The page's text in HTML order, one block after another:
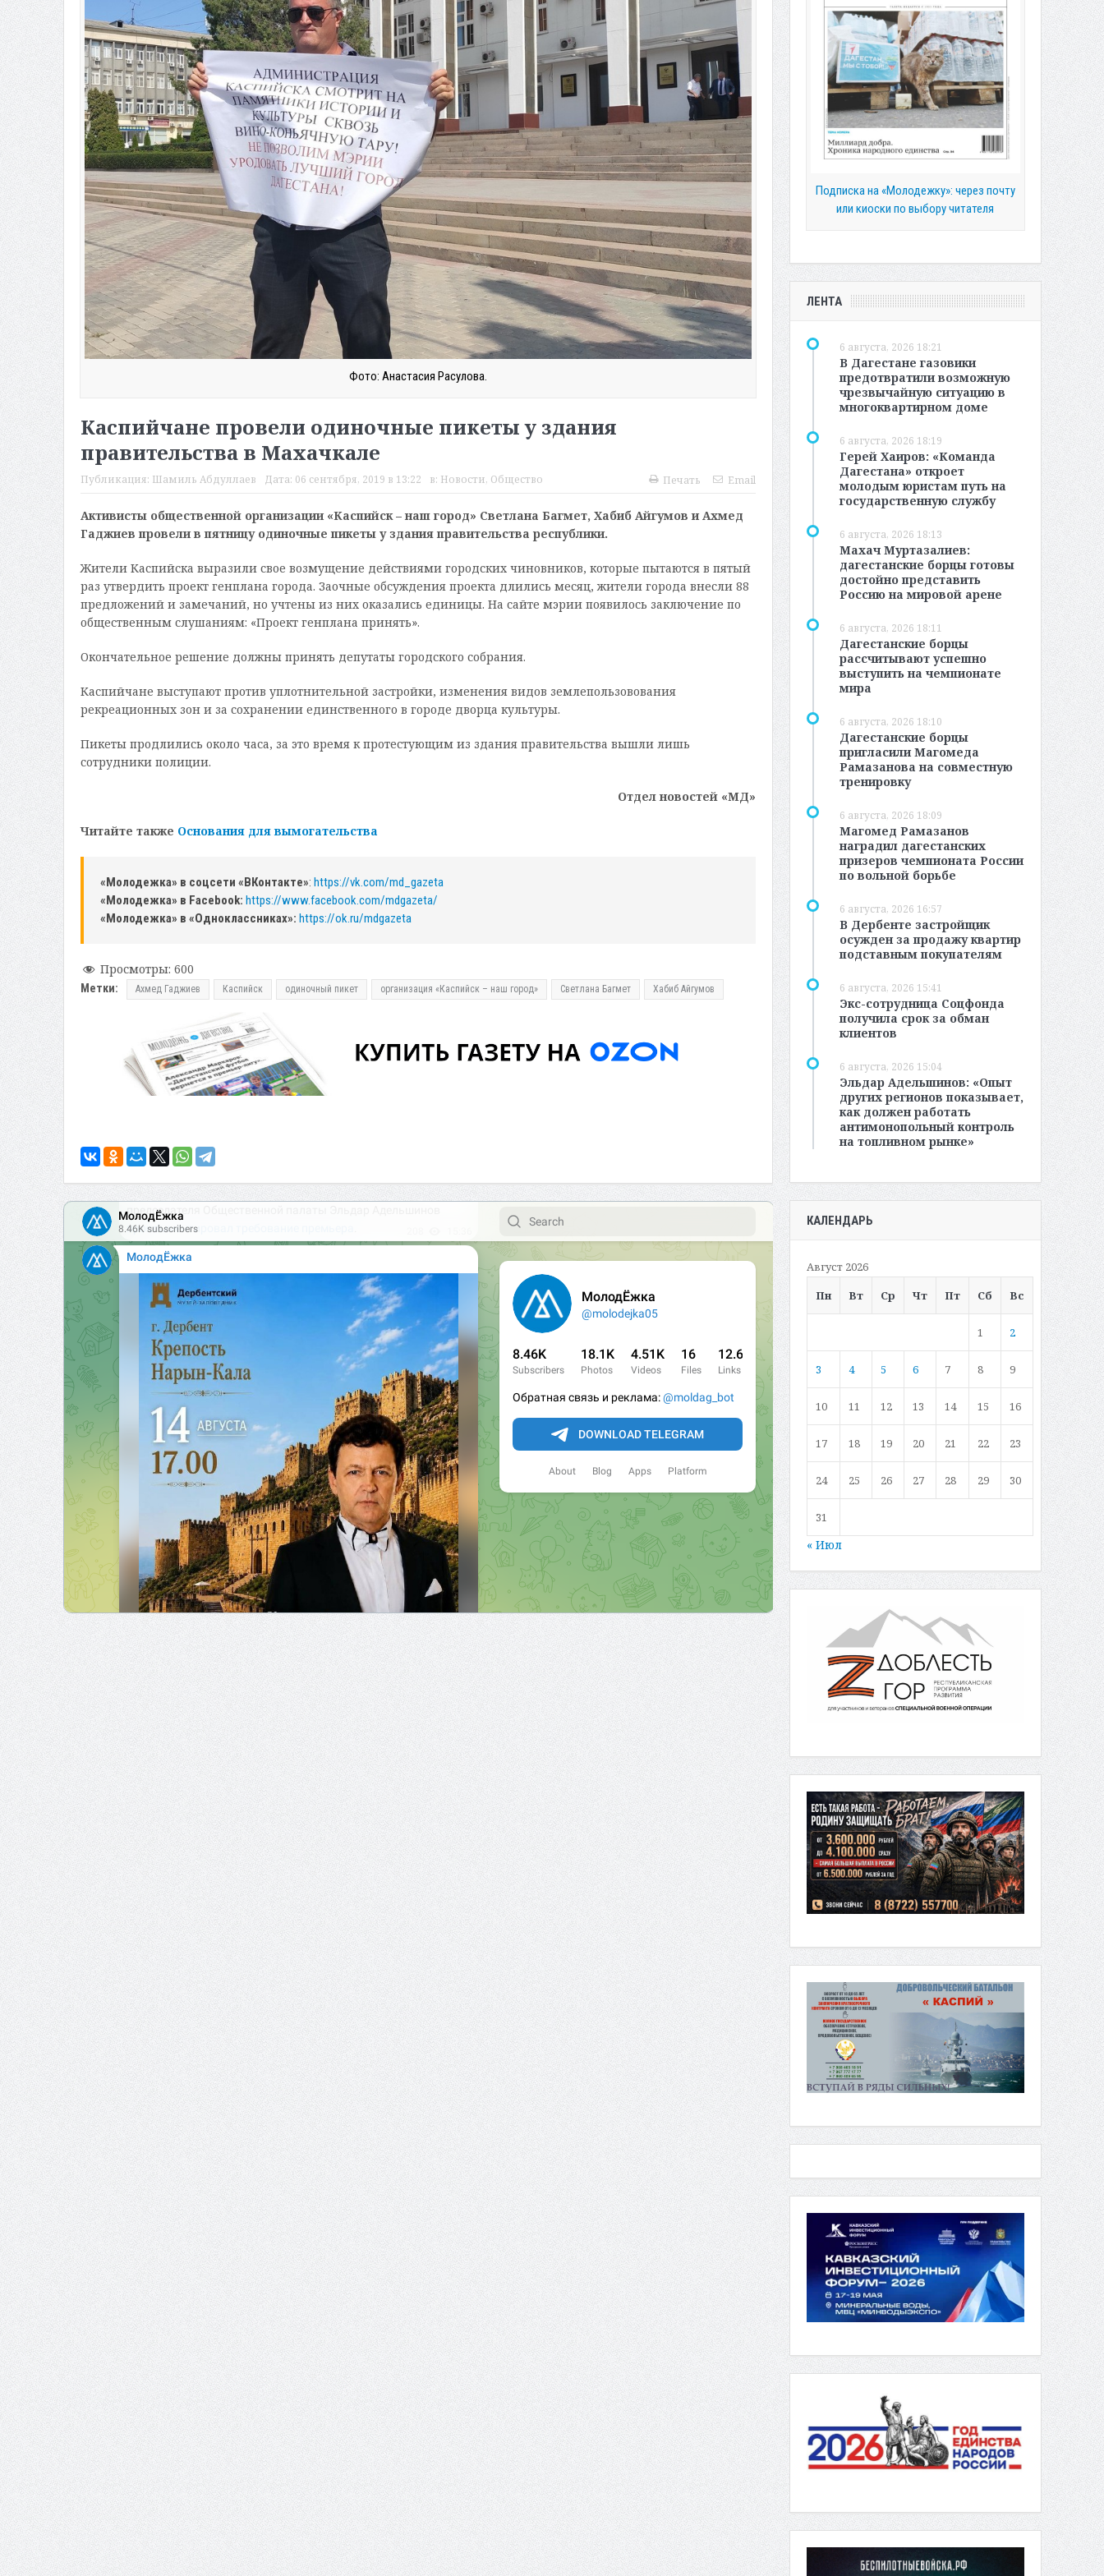
Фото: Анастасия Расулова.
Каспийчане провели одиночные пикеты у здания
правительства в Махачкале
Публикация: Шамиль Абдуллаев Дата: 06 сентября, 2019 в 13:22 в: Новости, Общество Печать Email
Активисты общественной организации «Каспийск – наш город» Светлана Багмет, Хабиб Айгумов и Ахмед
Гаджиев провели в пятницу одиночные пикеты у здания правительства республики.
Жители Каспийска выразили свое возмущение действиями городских чиновников, которые пытаются в пятый
раз утвердить проект генплана города. Заочные обсуждения проекта длились месяц, жители города внесли 88
предложений и замечаний, но учтены из них оказались единицы. На сайте мэрии появилось заключение по
общественным слушаниям: «Проект генплана принять».
Окончательное решение должны принять депутаты городского собрания.
Каспийчане выступают против уплотнительной застройки, изменения видов землепользовования
рекреационных зон и за сохранении единственного в городе дворца культуры.
Пикеты продлились около часа, за это время к протестующим из здания правительства вышли лишь
сотрудники полиции.
Отдел новостей «МД»
Читайте также Основания для вымогательства
«Молодежка» в соцсети «ВКонтакте»: https://vk.com/md_gazeta
«Молодежка» в Facebook: https://www.facebook.com/mdgazeta/
«Молодежка» в «Одноклассниках»: https://ok.ru/mdgazeta
Просмотры: 600
Метки: Ахмед Гаджиев Каспийск одиночный пикет организация «Каспийск – наш город» Светлана Багмет Хабиб Айгумов
Подписка на «Молодежку»: через почту
или киоски по выбору читателя
ЛЕНТА
6 августа, 2026 18:21
В Дагестане газовики
предотвратили возможную
чрезвычайную ситуацию в
многоквартирном доме
6 августа, 2026 18:19
Герей Хаиров: «Команда
Дагестана» откроет
молодым юристам путь на
государственную службу
6 августа, 2026 18:13
Махач Муртазалиев:
дагестанские борцы готовы
достойно представить
Россию на мировой арене
6 августа, 2026 18:11
Дагестанские борцы
рассчитывают успешно
выступить на чемпионате
мира
6 августа, 2026 18:10
Дагестанские борцы
пригласили Магомеда
Рамазанова на совместную
тренировку
6 августа, 2026 18:09
Магомед Рамазанов
наградил дагестанских
призеров чемпионата России
по вольной борьбе
6 августа, 2026 16:57
В Дербенте застройщик
осужден за продажу квартир
подставным покупателям
6 августа, 2026 15:41
Экс-сотрудница Соцфонда
получила срок за обман
клиентов
6 августа, 2026 15:04
Эльдар Адельшинов: «Опыт
других регионов показывает,
как должен работать
антимонопольный контроль
на топливном рынке»
КАЛЕНДАРЬ
Август 2026
Пн
Вт Ср Чт Пт Сб Вс
1 2
3 4 5 6 7 8 9
10 11 12 13 14 15 16
17 18 19 20 21 22 23
24 25 26 27 28 29 30
31
« Июл